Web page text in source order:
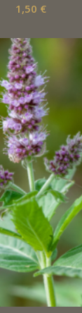
1,50 €